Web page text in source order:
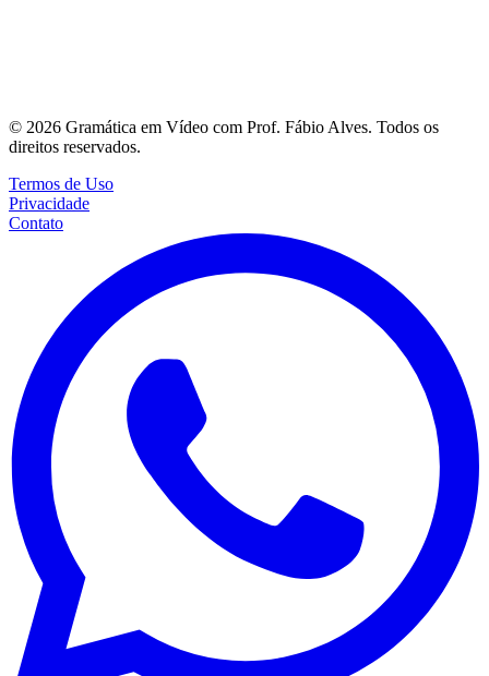
© 2026 Gramática em Vídeo com Prof. Fábio Alves. Todos os
direitos reservados.
Termos de Uso
Privacidade
Contato